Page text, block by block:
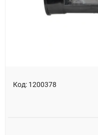
Код: 1200378